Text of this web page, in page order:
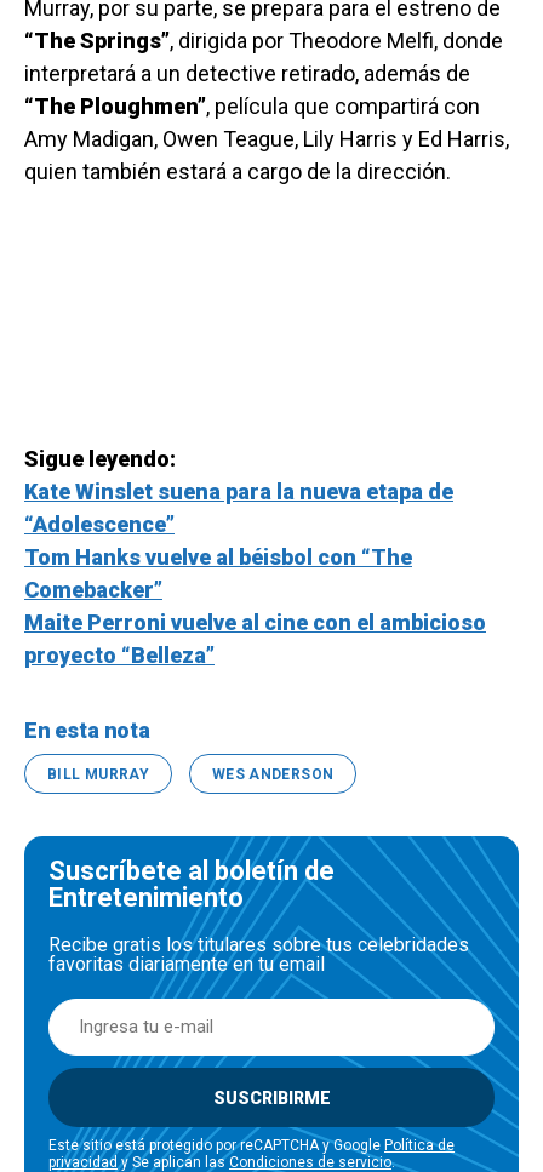
Murray, por su parte, se prepara para el estreno de
“The Springs”, dirigida por Theodore Melfi, donde
interpretará a un detective retirado, además de
“The Ploughmen”, película que compartirá con
Amy Madigan, Owen Teague, Lily Harris y Ed Harris,
quien también estará a cargo de la dirección.
Sigue leyendo:
Kate Winslet suena para la nueva etapa de
“Adolescence”
Tom Hanks vuelve al béisbol con “The
Comebacker”
Maite Perroni vuelve al cine con el ambicioso
proyecto “Belleza”
En esta nota
BILL MURRAY WES ANDERSON
Suscríbete al boletín de
Entretenimiento
Recibe gratis los titulares sobre tus celebridades
favoritas diariamente en tu email
SUSCRIBIRME
Este sitio está protegido por reCAPTCHA y Google Política de
privacidad y Se aplican lasCondiciones de servicio.